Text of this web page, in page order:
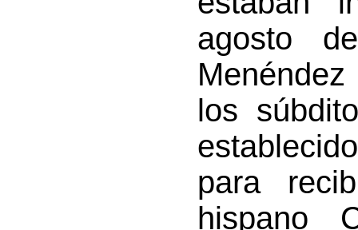
agosto
los
para
hispano